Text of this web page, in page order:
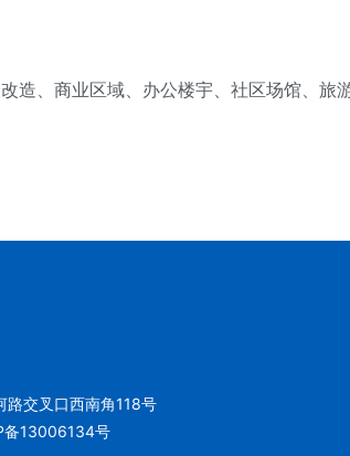
、商业区域、办公楼宇、社区场馆、旅
路交叉口西南角118号
备13006134号